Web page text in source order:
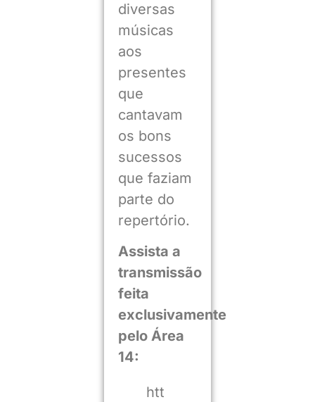
diversas
músicas
aos
presentes
que
cantavam
os bons
sucessos
que faziam
parte do
repertório.
Assista a
transmissão
feita
exclusivamente
pelo Área
14:
htt